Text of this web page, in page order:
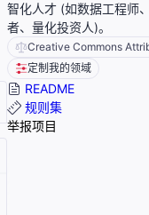
智化人才 (如数据工程师
者、量化投资人)。
Creative Commons
定制我的领域
README
规则集
举报项目